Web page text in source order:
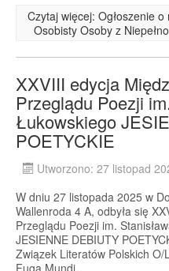
Czytaj więcej: Ogłoszenie
Osobisty Osoby z
XXVIII edycja
Przeglądu Poezji
Łukowskiego
POETYCKIE
Utworzono: 27 listopad
W dniu 27 listopada 2025 w
Wallenroda 4 A, odbyła się
Przeglądu Poezji im.
JESIENNE DEBIUTY
Związek Literatów Polskich